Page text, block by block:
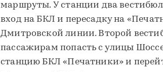
маршруты. У станции два
вход на БКЛ и пересадку на
Дмитровской линии. Второй
пассажирам попасть с улицы
станцию БКЛ «Печатники» и